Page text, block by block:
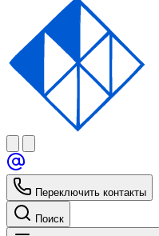
Переключить контакты
Поиск